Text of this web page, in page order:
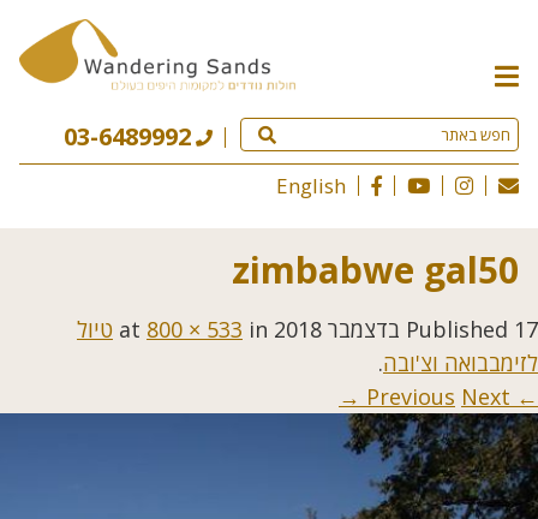
תפריט
האתר
03-6489992
English
zimbabwe gal50
Published 17 בדצמבר 2018 800 × 533 in
טיול
לזימבבואה וצ'ובה.
← Previous
Next →